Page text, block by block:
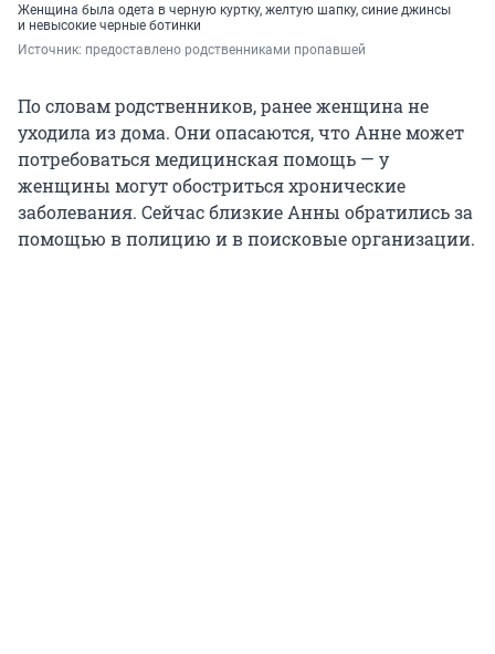
Женщина была одета в черную куртку, желтую шапку, синие джинсы
и невысокие черные ботинки
Источник: предоставлено родственниками пропавшей
По словам родственников, ранее женщина не
уходила из дома. Они опасаются, что Анне может
потребоваться медицинская помощь — у
женщины могут обостриться хронические
заболевания. Сейчас близкие Анны обратились за
помощью в полицию и в поисковые организации.